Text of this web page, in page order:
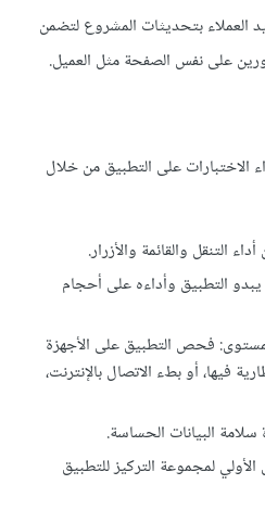
بتحديثات المشروع لتضمن
على نفس الصفحة مثل العميل.
الاختبارات على التطبيق من خلال
التنقل والقائمة والأزرار.
التطبيق وأداءه على أحجام
فحص التطبيق على الأجهزة
فيها، أو بطء الاتصال بالإنترنت،
البيانات الحساسة.
لمجموعة التركيز للتطبيق